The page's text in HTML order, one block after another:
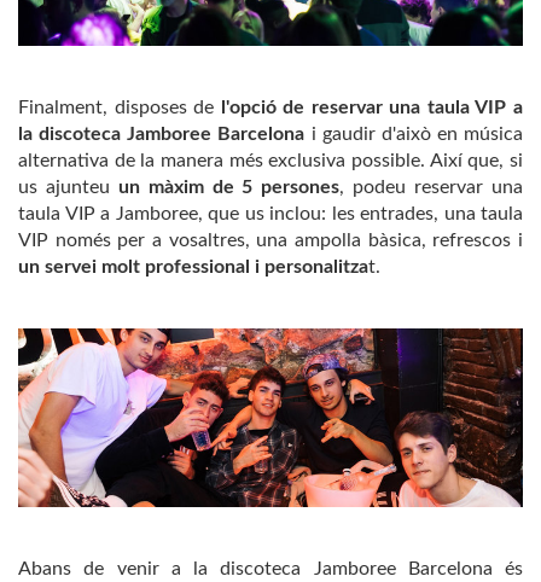
Finalment, disposes de
l'opció de reservar una taula VIP a
la discoteca Jamboree Barcelona i gaudir d'això en música
alternativa de la manera més exclusiva possible. Així que, si
us ajunteu un màxim de 5 persones, podeu reservar una
taula VIP a Jamboree, que us inclou: les entrades, una taula
VIP només per a vosaltres, una ampolla bàsica, refrescos i
un servei molt professional i personalitzat.
Abans de venir a la discoteca Jamboree Barcelona és